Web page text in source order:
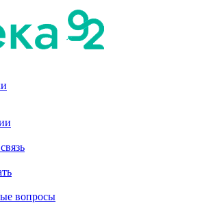
вопросы